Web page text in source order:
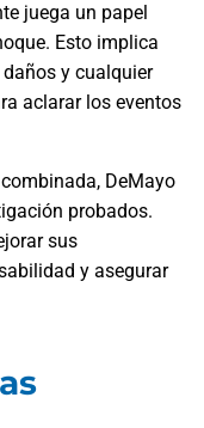
juega un papel
Esto implica
y cualquier
aclarar los eventos
DeMayo
probados.
sus
y asegurar